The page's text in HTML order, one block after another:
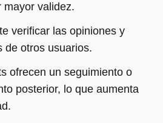
mayor validez.
verificar las opiniones y
de otros usuarios.
ofrecen un seguimiento o
posterior, lo que aumenta